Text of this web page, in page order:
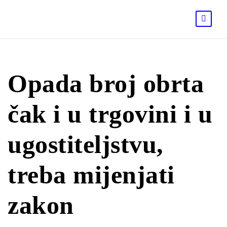
Opada broj obrta
čak i u trgovini i u
ugostiteljstvu,
treba mijenjati
zakon